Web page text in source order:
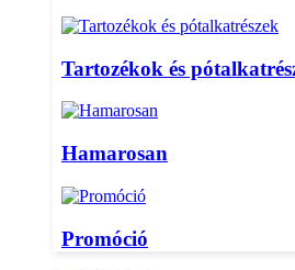
Tartozékok és
Hamarosan
Promóció